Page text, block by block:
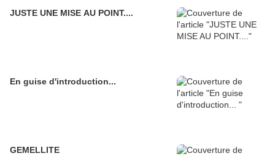
JUSTE UNE MISE AU POINT....
En guise d'introduction...
GEMELLITE